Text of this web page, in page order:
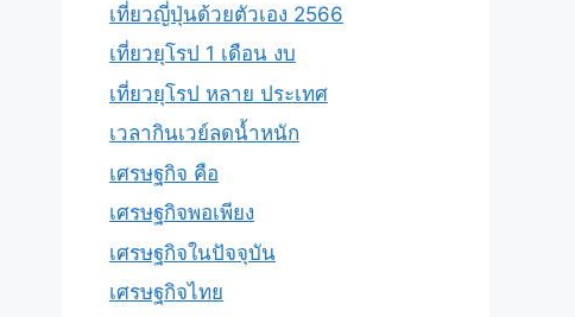
เที่ยวญี่ปุ่นด้วยตัวเอง 2566
เที่ยวยุโรป 1 เดือน งบ
เที่ยวยุโรป หลาย ประเทศ
เวลากินเวย์ลดน้ำหนัก
เศรษฐกิจ คือ
เศรษฐกิจพอเพียง
เศรษฐกิจในปัจจุบัน
เศรษฐกิจไทย